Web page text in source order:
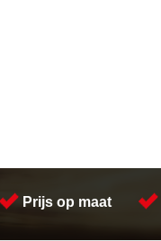
Prijs op maat